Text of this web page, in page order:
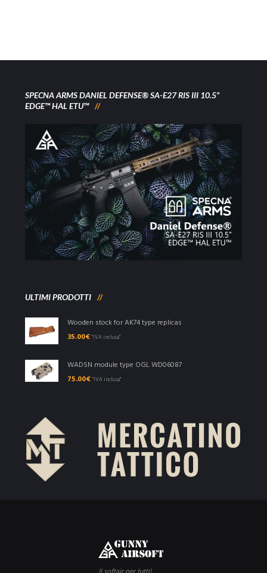
SPECNA ARMS DANIEL DEFENSE® SA-E27 RIS III 10.5”
EDGE™ HAL ETU™
ULTIMI PRODOTTI
Wooden stock for AK74 type replicas
35.00€ "IVA inclusa"
WADSN module type OGL WD06087
75.00€ "IVA inclusa"